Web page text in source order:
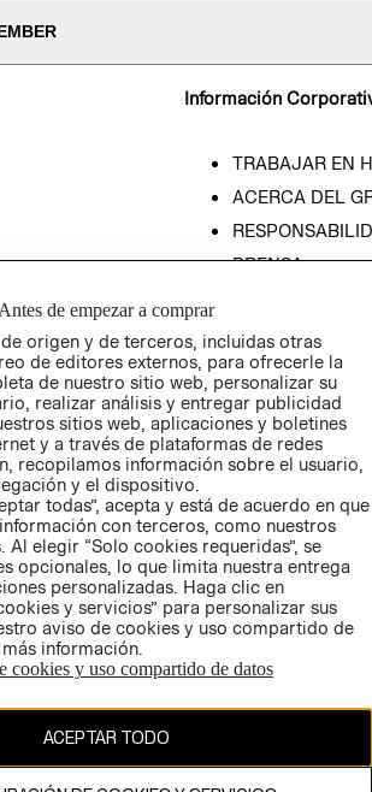
Información
TRABAJAR EN
ACERCA DEL
PRENSA
RELACIÓN
POLÍTICA
está protegido por copyright y es propiedad de
Antes de empezar a comprar
origen y de terceros, incluidas otras
de editores externos, para ofrecerle la
de nuestro sitio web, personalizar su
realizar análisis y entregar publicidad
sitios web, aplicaciones y boletines
y a través de plataformas de redes
recopilamos información sobre el usuario,
y el dispositivo.
todas”, acepta y está de acuerdo en que
con terceros, como nuestros
elegir “Solo cookies requeridas”, se
opcionales, lo que limita nuestra entrega
personalizadas. Haga clic en
y servicios” para personalizar sus
aviso de cookies y uso compartido de
información.
cookies y uso compartido de datos
ACEPTAR TODO